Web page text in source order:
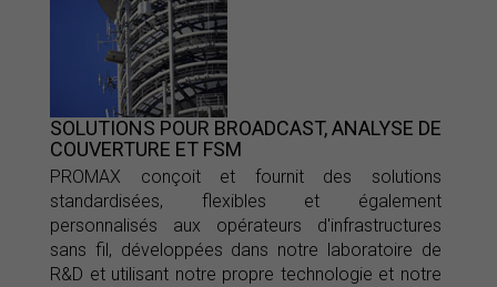
SOLUTIONS POUR BROADCAST, ANALYSE DE
COUVERTURE ET FSM
PROMAX conçoit et fournit des solutions
standardisées, flexibles et également
personnalisés aux opérateurs d'infrastructures
sans fil, développées dans notre laboratoire de
R&D et utilisant notre propre technologie et notre